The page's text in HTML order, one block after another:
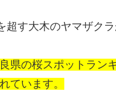
す大木のヤマザクラ
県の桜スポットラン
ています。